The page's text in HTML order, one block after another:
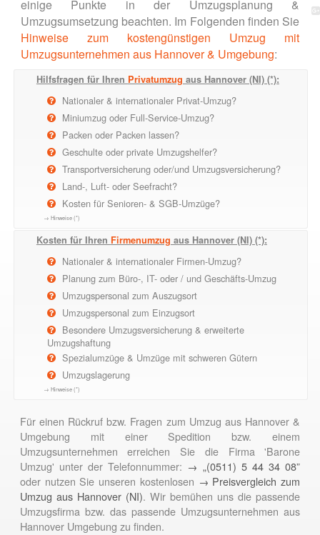
einige Punkte in der Umzugsplanung &
Umzugsumsetzung beachten. Im Folgenden finden Sie
Hinweise zum kostengünstigen Umzug mit
Umzugsunternehmen aus Hannover & Umgebung:
Hilfsfragen für Ihren Privatumzug aus Hannover (NI) (*):
Nationaler & internationaler Privat-Umzug?
Miniumzug oder Full-Service-Umzug?
Packen oder Packen lassen?
Geschulte oder private Umzugshelfer?
Transportversicherung oder/und Umzugsversicherung?
Land-, Luft- oder Seefracht?
Kosten für Senioren- & SGB-Umzüge?
→ Hinweise (*)
Kosten für Ihren Firmenumzug aus Hannover (NI) (*):
Nationaler & internationaler Firmen-Umzug?
Planung zum Büro-, IT- oder / und Geschäfts-Umzug
Umzugspersonal zum Auszugsort
Umzugspersonal zum Einzugsort
Besondere Umzugsversicherung & erweiterte
Umzugshaftung
Spezialumzüge & Umzüge mit schweren Gütern
Umzugslagerung
→ Hinweise (*)
Für einen Rückruf bzw. Fragen zum Umzug aus Hannover &
Umgebung mit einer Spedition bzw. einem
Umzugsunternehmen erreichen Sie die Firma 'Barone
Umzug' unter der Telefonnummer: → „(0511) 5 44 34 08”
oder nutzen Sie unseren kostenlosen → Preisvergleich zum
Umzug aus Hannover (NI). Wir bemühen uns die passende
Umzugsfirma bzw. das passende Umzugsunternehmen aus
Hannover Umgebung zu finden.